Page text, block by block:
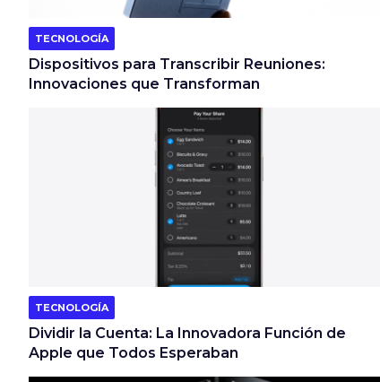
TECNOLOGÍA
Dispositivos para Transcribir Reuniones:
Innovaciones que Transforman
TECNOLOGÍA
Dividir la Cuenta: La Innovadora Función de
Apple que Todos Esperaban